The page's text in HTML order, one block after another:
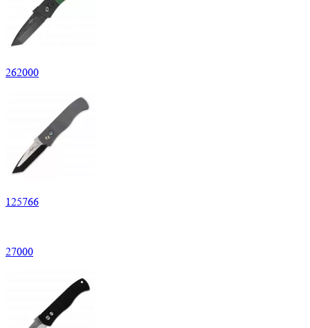
262000
125766
27000